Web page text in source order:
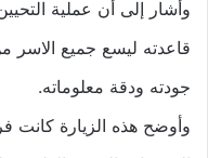
وأشار إلى أن عملية
قاعدته ليسع جميع الاسر
جودته ودقة معلوماته.
وأوضح هذه الزيارة كانت